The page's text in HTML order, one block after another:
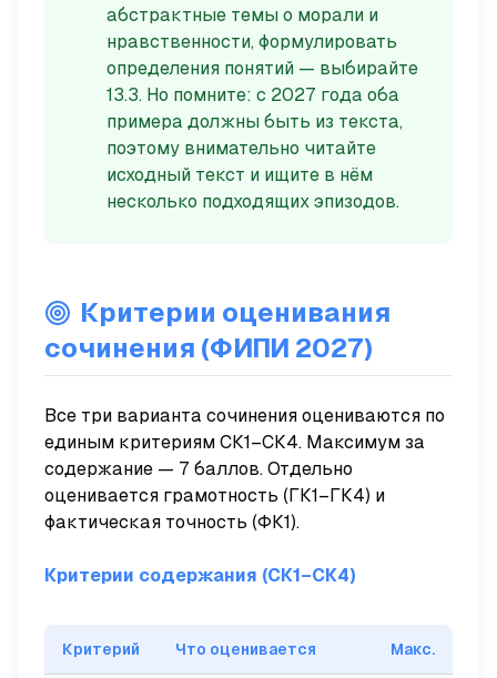
абстрактные темы о морали и
нравственности, формулировать
определения понятий — выбирайте
13.3. Но помните: с 2027 года оба
примера должны быть из текста,
поэтому внимательно читайте
исходный текст и ищите в нём
несколько подходящих эпизодов.
Критерии оценивания
сочинения (ФИПИ 2027)
Все три варианта сочинения оцениваются по
единым критериям СК1–СК4. Максимум за
содержание — 7 баллов. Отдельно
оценивается грамотность (ГК1–ГК4) и
фактическая точность (ФК1).
Критерии содержания (СК1–СК4)
Критерий Что оценивается Макс.